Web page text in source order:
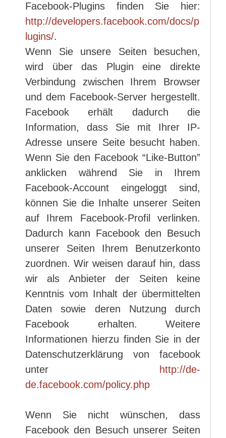
Facebook-Plugins finden Sie hier:
http://developers.facebook.com/docs/p
lugins/.
Wenn Sie unsere Seiten besuchen,
wird über das Plugin eine direkte
Verbindung zwischen Ihrem Browser
und dem Facebook-Server hergestellt.
Facebook erhält dadurch die
Information, dass Sie mit Ihrer IP-
Adresse unsere Seite besucht haben.
Wenn Sie den Facebook “Like-Button”
anklicken während Sie in Ihrem
Facebook-Account eingeloggt sind,
können Sie die Inhalte unserer Seiten
auf Ihrem Facebook-Profil verlinken.
Dadurch kann Facebook den Besuch
unserer Seiten Ihrem Benutzerkonto
zuordnen. Wir weisen darauf hin, dass
wir als Anbieter der Seiten keine
Kenntnis vom Inhalt der übermittelten
Daten sowie deren Nutzung durch
Facebook erhalten. Weitere
Informationen hierzu finden Sie in der
Datenschutzerklärung von facebook
unter
http://de-
de.facebook.com/policy.php
Wenn Sie nicht wünschen, dass
Facebook den Besuch unserer Seiten